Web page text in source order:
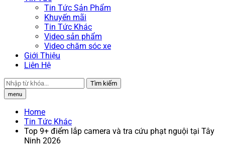
Tin Tức Sản Phẩm
Khuyến mãi
Tin Tức Khác
Video sản phẩm
Video chăm sóc xe
Giới Thiệu
Liên Hệ
Tìm kiếm
menu
Home
Tin Tức Khác
Top 9+ điểm lắp camera và tra cứu phạt nguội tại Tây
Ninh 2026